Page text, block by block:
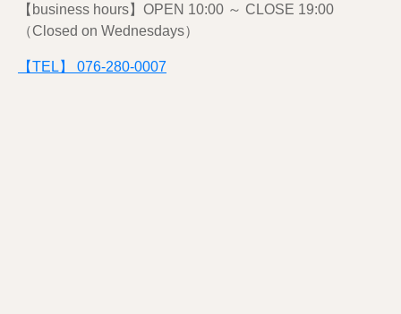
【business hours】OPEN 10:00 ～ CLOSE 19:00
（Closed on Wednesdays）
【TEL】 076-280-0007